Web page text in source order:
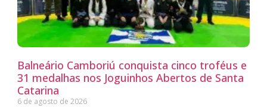
Balneário Camboriú conquista cinco troféus e
31 medalhas nos Joguinhos Abertos de Santa
Catarina
6 de agosto de 2026